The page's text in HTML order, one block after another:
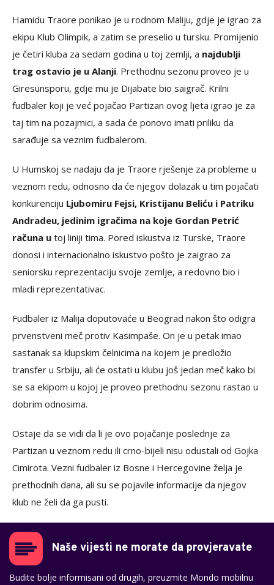
Hamidu Traore ponikao je u rodnom Maliju, gdje je igrao za
ekipu Klub Olimpik, a zatim se preselio u tursku. Promijenio
je četiri kluba za sedam godina u toj zemlji, a najdublji
trag ostavio je u Alanji. Prethodnu sezonu proveo je u
Giresunsporu, gdje mu je Dijabate bio saigrač. Krilni
fudbaler koji je već pojačao Partizan ovog ljeta igrao je za
taj tim na pozajmici, a sada će ponovo imati priliku da
sarađuje sa veznim fudbalerom.
U Humskoj se nadaju da je Traore rješenje za probleme u
veznom redu, odnosno da će njegov dolazak u tim pojačati
konkurenciju Ljubomiru Fejsi, Kristijanu Beliću i Patriku
Andradeu, jedinim igračima na koje Gordan Petrić
računa u toj liniji tima. Pored iskustva iz Turske, Traore
donosi i internacionalno iskustvo pošto je zaigrao za
seniorsku reprezentaciju svoje zemlje, a redovno bio i
mladi reprezentativac.
Fudbaler iz Malija doputovaće u Beograd nakon što odigra
prvenstveni meč protiv Kasimpaše. On je u petak imao
sastanak sa klupskim čelnicima na kojem je predložio
transfer u Srbiju, ali će ostati u klubu još jedan meč kako bi
se sa ekipom u kojoj je proveo prethodnu sezonu rastao u
dobrim odnosima.
Ostaje da se vidi da li je ovo pojačanje poslednje za
Partizan u veznom redu ili crno-bijeli nisu odustali od Gojka
Cimirota. Vezni fudbaler iz Bosne i Hercegovine želja je
prethodnih dana, ali su se pojavile informacije da njegov
klub ne želi da ga pusti.
Naše vijesti ne morate da provjeravate
Budite bolje informisani od drugih, preuzmite Mondo mobilnu